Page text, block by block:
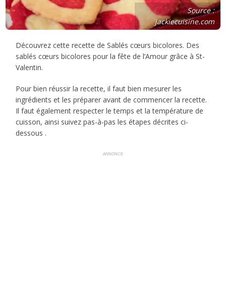
Source :
jackiecuisine.com
Découvrez cette recette de Sablés cœurs bicolores. Des
sablés cœurs bicolores pour la fête de l’Amour grâce à St-
Valentin.
Pour bien réussir la recette, il faut bien mesurer les
ingrédients et les préparer avant de commencer la recette.
Il faut également respecter le temps et la température de
cuisson, ainsi suivez pas-à-pas les étapes décrites ci-
dessous .
ANNONCE